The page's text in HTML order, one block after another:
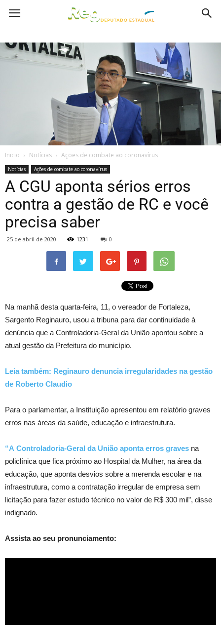
Inicio Notícias Ações de combate ao coronavírus
Notícias Ações de combate ao coronavírus
A CGU aponta sérios erros
contra a gestão de RC e você
precisa saber
25 de abril de 2020 1231 0
Na manhã desta quarta-feira, 11, o vereador de Fortaleza,
Sargento Reginauro, usou a tribuna para dar continuidade à
denúncia que a Controladoria-Geral da União apontou sobre a
atual gestão da Prefeitura do município.
Leia também: Reginauro denuncia irregularidades na gestão
de Roberto Claudio
Para o parlamentar, a Instituição apresentou em relatório graves
erros nas áreas da saúde, educação e infraestrutura.
“A Controladoria-Geral da União aponta erros graves na
policlínica que fica próximo ao Hospital da Mulher, na área da
educação, que aponta desvios sobre a merenda escolar e na
infraestrutura, como a contratação irregular de empresa sem
licitação para fazer estudo técnico no valor de R$ 300 mil”, disse
indignado.
Assista ao seu pronunciamento: